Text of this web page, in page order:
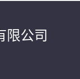
限公司